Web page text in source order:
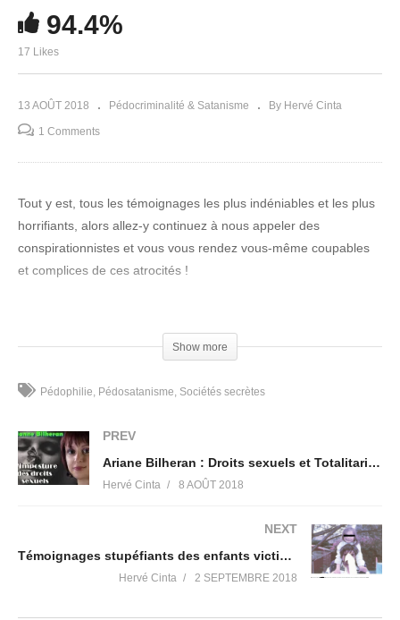
94.4%
17 Likes
13 AOÛT 2018 Pédocriminalité & Satanisme By Hervé Cinta
1 Comments
Tout y est, tous les témoignages les plus indéniables et les plus
horrifiants, alors allez-y continuez à nous appeler des
conspirationnistes et vous vous rendez vous-même coupables
et complices de ces atrocités !
du collectif Mr Mondialisation concernant la série APPRENEZ À
chaîne youtube « l’heure de se réveiller »
(LHDSR)
pouvez retrouver en détails l’intégralité des témoignages
présentés dans cette vidéo dans notre rubrique
Show more
Pédophilie Pédosatanisme Sociétés secrètes
PREV
Ariane Bilheran : Droits sexuels et Totalitarisme mondial pédophile !
Hervé Cinta 8 AOÛT 2018
NEXT
Témoignages stupéfiants des enfants victimes de pédocriminalité dans l’affaire Amidlisa (affaire étouffée)
Hervé Cinta 2 SEPTEMBRE 2018